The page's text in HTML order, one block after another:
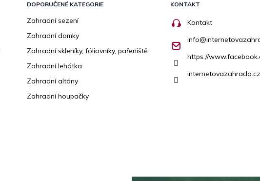
DOPORUČENÉ KATEGORIE
Zahradní sezení
Zahradní domky
Zahradní skleníky, fóliovníky, pařeniště
Zahradní lehátka
Zahradní altány
Zahradní houpačky
KONTAKT
Kontakt
info@
https://